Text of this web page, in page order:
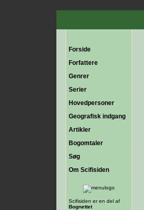
Forside
Forfattere
Genrer
Serier
Hovedpersoner
Geografisk indgang
Artikler
Bogomtaler
Søg
Om Scifisiden
Scifisiden er en del af
Bognettet